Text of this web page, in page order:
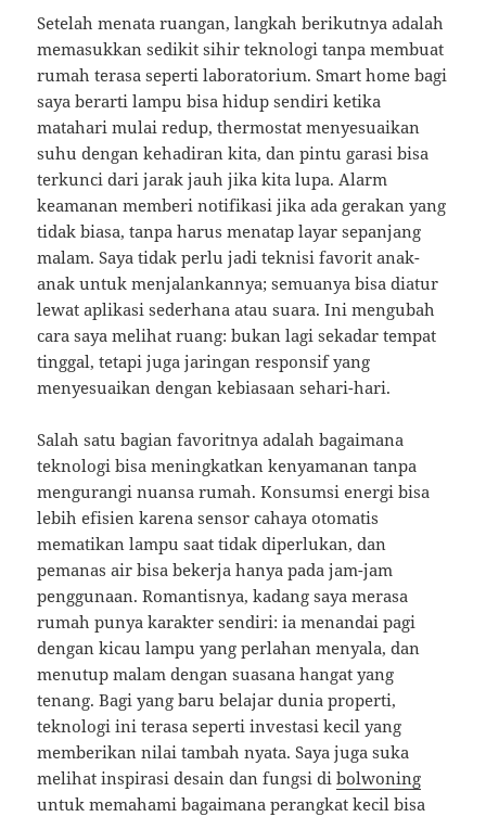
Setelah menata ruangan, langkah berikutnya adalah
memasukkan sedikit sihir teknologi tanpa membuat
rumah terasa seperti laboratorium. Smart home bagi
saya berarti lampu bisa hidup sendiri ketika
matahari mulai redup, thermostat menyesuaikan
suhu dengan kehadiran kita, dan pintu garasi bisa
terkunci dari jarak jauh jika kita lupa. Alarm
keamanan memberi notifikasi jika ada gerakan yang
tidak biasa, tanpa harus menatap layar sepanjang
malam. Saya tidak perlu jadi teknisi favorit anak-
anak untuk menjalankannya; semuanya bisa diatur
lewat aplikasi sederhana atau suara. Ini mengubah
cara saya melihat ruang: bukan lagi sekadar tempat
tinggal, tetapi juga jaringan responsif yang
menyesuaikan dengan kebiasaan sehari-hari.
Salah satu bagian favoritnya adalah bagaimana
teknologi bisa meningkatkan kenyamanan tanpa
mengurangi nuansa rumah. Konsumsi energi bisa
lebih efisien karena sensor cahaya otomatis
mematikan lampu saat tidak diperlukan, dan
pemanas air bisa bekerja hanya pada jam-jam
penggunaan. Romantisnya, kadang saya merasa
rumah punya karakter sendiri: ia menandai pagi
dengan kicau lampu yang perlahan menyala, dan
menutup malam dengan suasana hangat yang
tenang. Bagi yang baru belajar dunia properti,
teknologi ini terasa seperti investasi kecil yang
memberikan nilai tambah nyata. Saya juga suka
melihat inspirasi desain dan fungsi dibolwoning
untuk memahami bagaimana perangkat kecil bisa